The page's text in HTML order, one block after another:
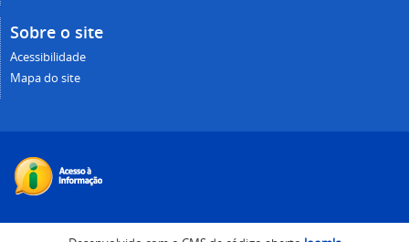
Sobre o site
Acessibilidade
Mapa do site